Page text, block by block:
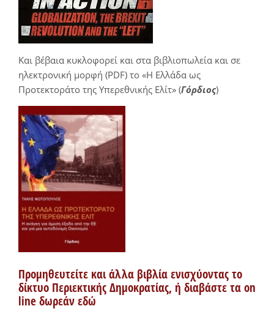
Και βέβαια κυκλοφορεί και στα βιβλιοπωλεία και σε
ηλεκτρονική μορφή (PDF) το «Η Ελλάδα ως
Προτεκτοράτο της Υπερεθνικής Ελίτ» (Γόρδιος)
Προμηθευτείτε και άλλα βιβλία ενισχύοντας το
δίκτυο Περιεκτικής Δημοκρατίας, ή διαβάστε τα on
line δωρεάν εδώ